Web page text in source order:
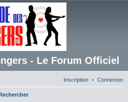
- Le Forum Officiel
Connexion
Inscription